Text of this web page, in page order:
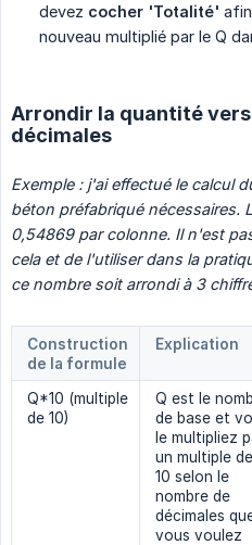
devez cocher 'Totalité'
nouveau multiplié par le Q
Arrondir la quantité
décimales
Exemple : j'ai effectué le calcul
béton préfabriqué nécessaires.
0,54869 par colonne. Il n'est
cela et de l'utiliser dans la
ce nombre soit arrondi à 3
Construction
de la formule
Explication
Q*10 (multiple
de 10)
Q est le
de base et
le multipliez
un multiple de
10 selon le
nombre de
décimales
vous voulez